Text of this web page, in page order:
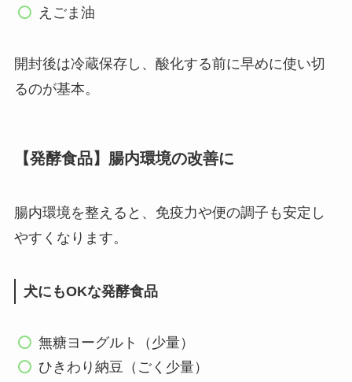
えごま油
開封後は冷蔵保存し、酸化する前に早めに使い切
るのが基本。
【発酵食品】腸内環境の改善に
腸内環境を整えると、免疫力や便の調子も安定し
やすくなります。
犬にもOKな発酵食品
無糖ヨーグルト（少量）
ひきわり納豆（ごく少量）